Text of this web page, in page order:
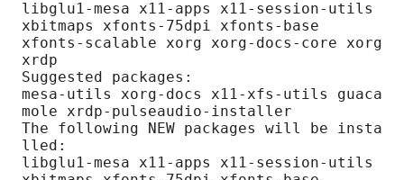
libglu1-mesa x11-apps x11-session-utils
xbitmaps xfonts-75dpi xfonts-base
xfonts-scalable xorg xorg-docs-core xorg
xrdp
Suggested packages:
mesa-utils xorg-docs x11-xfs-utils guaca
mole xrdp-pulseaudio-installer
The following NEW packages will be insta
lled:
libglu1-mesa x11-apps x11-session-utils